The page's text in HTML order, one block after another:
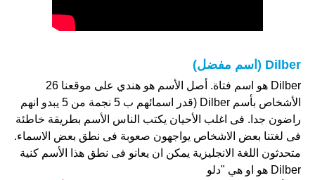
Dilber (اسم مفضل)
Dilber هو اسم فتاة. أصل الأسم هو هندي على موقعنا 26
الأشخاص بأسم Dilber (قدر اسمائهم ب 5 نجمة من 5 يبدو انهم
راضون جدا. فى اغلب الأحيان يكتب الناس الأسم بطريقة خاطئة
فى لغتنا بعض الاشخاص يواجهون صعوبة فى نطق بعض الاسماء.
متحدثون اللغة الانجليزية يمكن ان يعانو فى نطق هذا الأسم كنية
Dilber هو او هي "دلو